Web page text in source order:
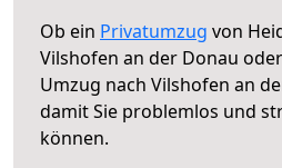
Ob ein Privatumzug von
Vilshofen an der Donau
Umzug nach Vilshofen an
damit Sie problemlos und
können.